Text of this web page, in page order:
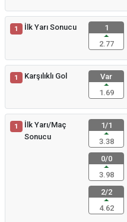
1 İlk Yarı Sonucu
1
2.77
1 Karşılıklı Gol
Var
1.69
1
İlk Yarı/Maç
Sonucu
1/1
3.38
0/0
3.98
2/2
4.62